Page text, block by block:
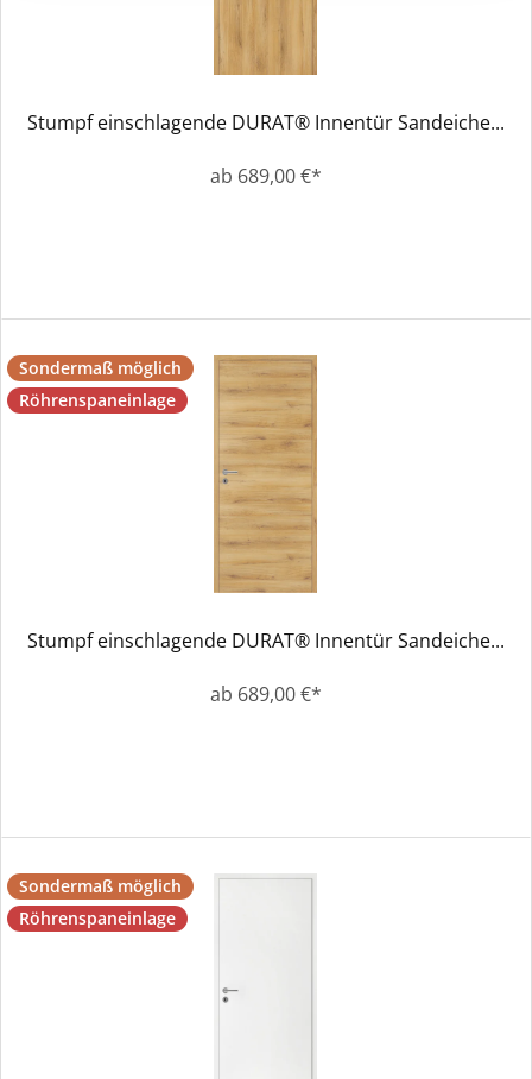
Stumpf einschlagende DURAT® Innentür Sandeiche...
ab 689,00 €*
Sondermaß möglich
Röhrenspaneinlage
Stumpf einschlagende DURAT® Innentür Sandeiche...
ab 689,00 €*
Sondermaß möglich
Röhrenspaneinlage